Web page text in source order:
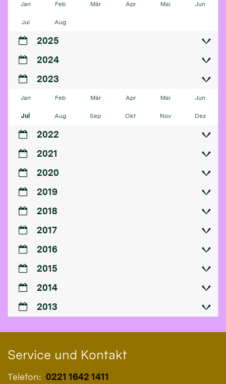
Jan Feb Mär Apr Mai Jun
Jul Aug
2025
2024
2023
Jan Feb Mär Apr Mai Jun
Jul Aug Sep Okt Nov Dez
2022
2021
2020
2019
2018
2017
2016
2015
2014
2013
Service und Kontakt
Telefon: 0221 1642 1411